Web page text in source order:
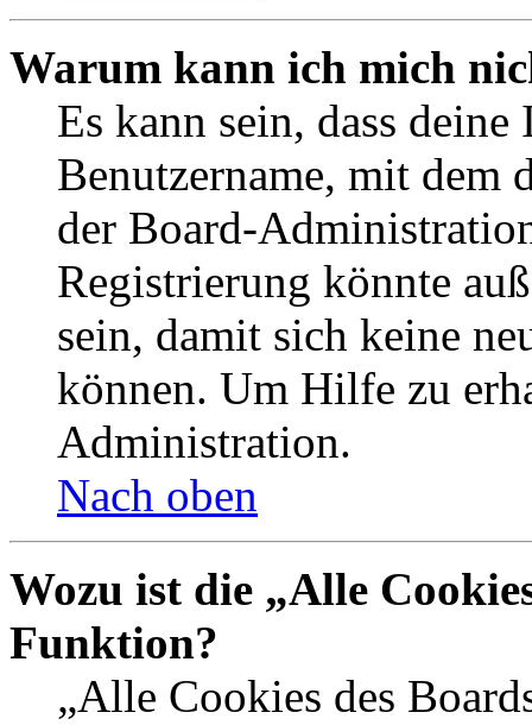
Warum kann ich mich
Es kann sein, dass
Benutzername, mit dem
der Board-
Registrierung könnte
sein, damit sich keine
können. Um Hilfe zu
Administration.
Nach oben
Wozu ist die „Alle
Funktion?
„Alle Cookies des